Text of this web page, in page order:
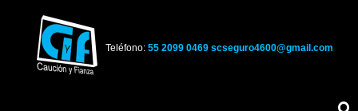
Teléfono: 55 2099 0469 scseguro4600@gmail.com